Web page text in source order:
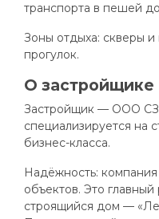
транспорта в пешей
Зоны отдыха: скверы
прогулок.
О застройщике
Застройщик — ООО
специализируется на
бизнес-класса.
Надёжность:
объектов. Это
строящийся дом —